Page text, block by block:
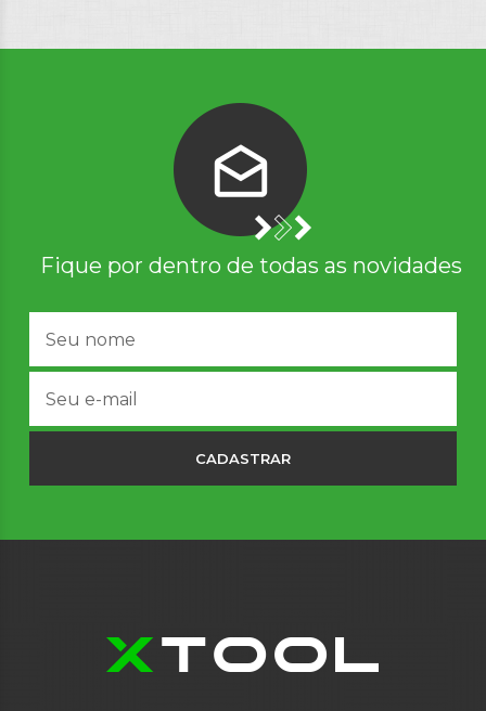
Fique por dentro de todas as novidades
CADASTRAR